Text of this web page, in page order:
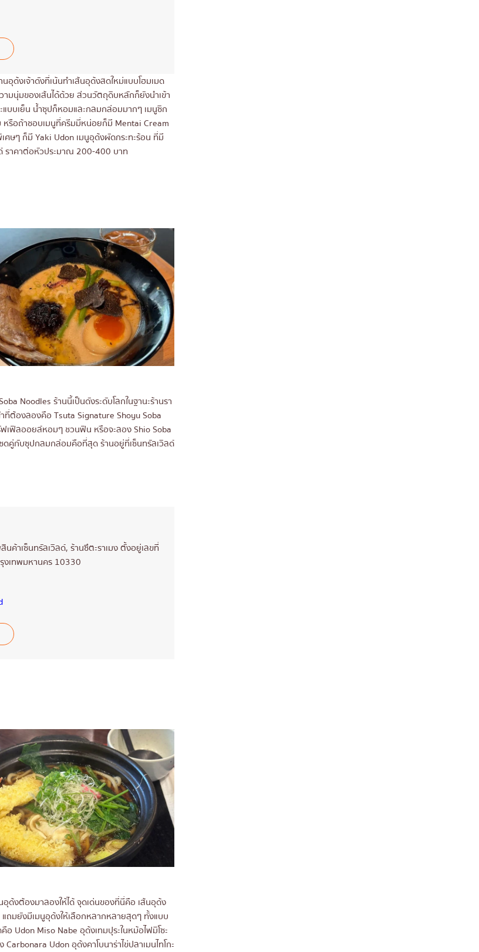
ด้งเจ้าดังที่เน้นทำเส้นอุด้งสดใหม่แบบโฮมเมด
มนุ่มของเส้นได้ด้วย ส่วนวัตถุดิบหลักก็ยังนำเข้า
บบเย็น น้ำซุปก็หอมและกลมกล่อมมากๆ เมนูซิก
รือถ้าชอบเมนูที่ครีมมี่หน่อยก็มี Mentai Cream
ศษๆ ก็มี Yaki Udon เมนูอุด้งผัดกระทะร้อน ที่มี
ราคาต่อหัวประมาณ 200-400 บาท
Noodles ร้านนี้เป็นดังระดับโลกในฐานะร้านรา
ที่ต้องลองคือ Tsuta Signature Shoyu Soba
เฟิลออยล์หอมๆ ชวนฟิน หรือจะลอง Shio Soba
คู่กับซุปกลมกล่อมคือที่สุด ร้านอยู่ที่เซ็นทรัลเวิลด์
ค้าเซ็นทรัลเวิลด์, ร้านซึตะราเมง ตั้งอยู่เลขที่
เทพมหานคร 10330
ด้งต้องมาลองให้ได้ จุดเด่นของที่นี่คือ เส้นอุด้ง
ถมยังมีเมนูอุด้งให้เลือกหลากหลายสุดๆ ทั้งแบบ
Udon Miso Nabe อุด้งเทมปุระในหม้อไฟมิโซะ
Udon อุด้งคาโบนาร่าไข่ปลาเมนไทโกะ